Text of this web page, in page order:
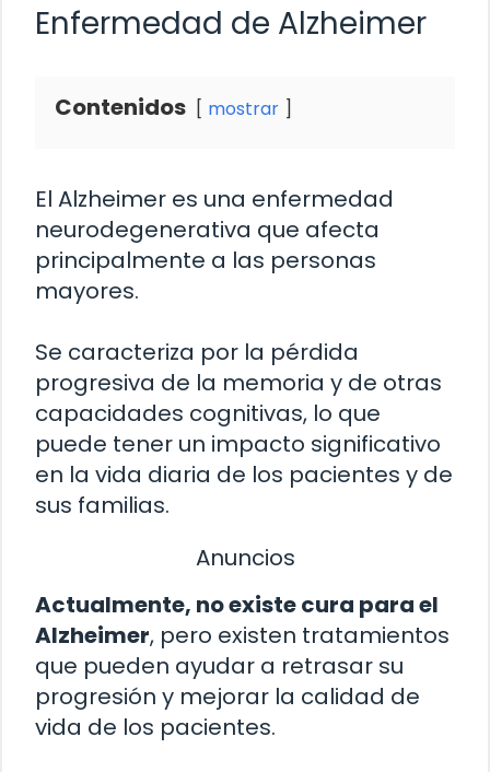
Enfermedad de Alzheimer
Contenidos mostrar
El Alzheimer es una enfermedad
neurodegenerativa que afecta
principalmente a las personas
mayores.
Se caracteriza por la pérdida
progresiva de la memoria y de otras
capacidades cognitivas, lo que
puede tener un impacto significativo
en la vida diaria de los pacientes y de
sus familias.
Anuncios
Actualmente, no existe cura para el
Alzheimer, pero existen tratamientos
que pueden ayudar a retrasar su
progresión y mejorar la calidad de
vida de los pacientes.